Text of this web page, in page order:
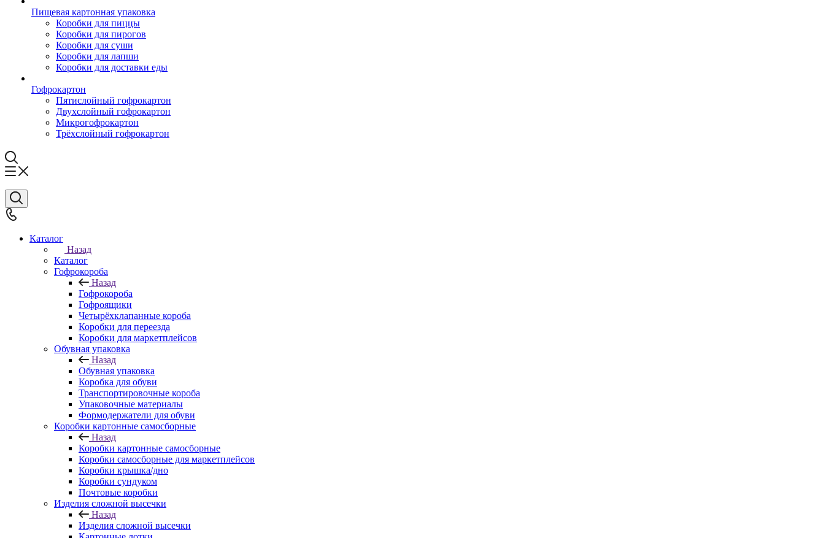
Пищевая картонная упаковка
Коробки для пиццы
Коробки для пирогов
Коробки для суши
Коробки для лапши
Коробки для доставки еды
Гофрокартон
Пятислойный гофрокартон
Двухслойный гофрокартон
Микрогофрокартон
Трёхслойный гофрокартон
Каталог
Назад
Каталог
Гофрокороба
Назад
Гофрокороба
Гофроящики
Четырёхклапанные короба
Коробки для переезда
Коробки для маркетплейсов
Обувная упаковка
Назад
Обувная упаковка
Коробка для обуви
Транспортировочные короба
Упаковочные материалы
Формодержатели для обуви
Коробки картонные самосборные
Назад
Коробки картонные самосборные
Коробки самосборные для маркетплейсов
Коробки крышка/дно
Коробки сундуком
Почтовые коробки
Изделия сложной высечки
Назад
Изделия сложной высечки